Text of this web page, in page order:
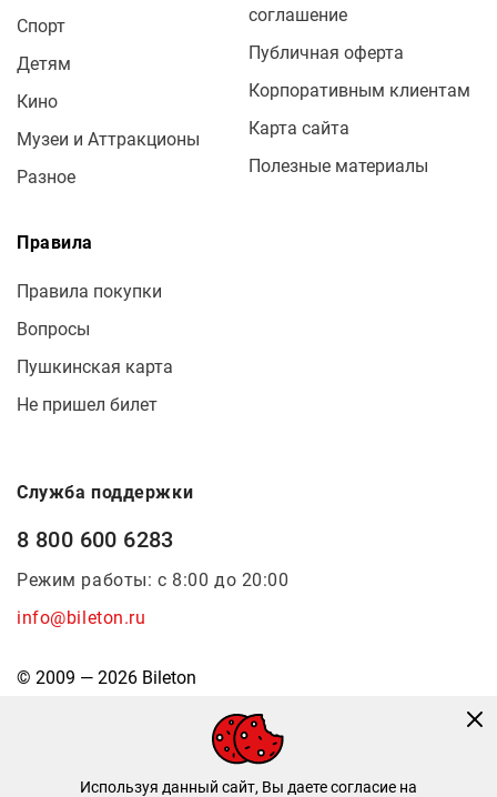
Спорт
Детям
Кино
Музеи и Аттракционы
Разное
соглашение
Публичная оферта
Корпоративным клиентам
Карта сайта
Полезные материалы
Правила
Правила покупки
Вопросы
Пушкинская карта
Не пришел билет
Служба поддержки
8 800 600 6283
Режим работы: с 8:00 до 20:00
info@bileton.ru
© 2009 — 2026 Bileton
Используя данный сайт, Вы даете согласие на